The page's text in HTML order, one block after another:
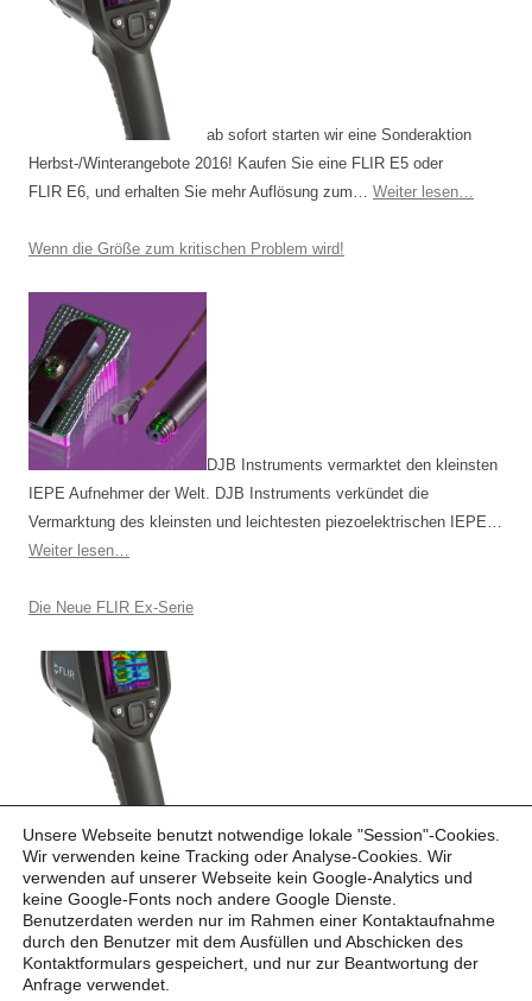
ab sofort starten wir eine Sonderaktion
Herbst-/Winterangebote 2016! Kaufen Sie eine FLIR E5 oder
FLIR E6, und erhalten Sie mehr Auflösung zum… Weiter lesen…
Wenn die Größe zum kritischen Problem wird!
DJB Instruments vermarktet den kleinsten
IEPE Aufnehmer der Welt. DJB Instruments verkündet die
Vermarktung des kleinsten und leichtesten piezoelektrischen IEPE…
Weiter lesen…
Die Neue FLIR Ex-Serie
Möglich­keiten. Einfach anvisieren, speichern und auswerten. Eine
FLIR Ex-Kamera ist zum Beispiel ein erschwinglicher…Weiter
lesen…
Unsere Webseite benutzt notwendige lokale "Session"-Cookies.
Wir verwenden keine Tracking oder Analyse-Cookies. Wir
verwenden auf unserer Webseite kein Google-Analytics und
keine Google-Fonts noch andere Google Dienste.
Benutzerdaten werden nur im Rahmen einer Kontaktaufnahme
durch den Benutzer mit dem Ausfüllen und Abschicken des
Kontaktformulars gespeichert, und nur zur Beantwortung der
Anfrage verwendet.